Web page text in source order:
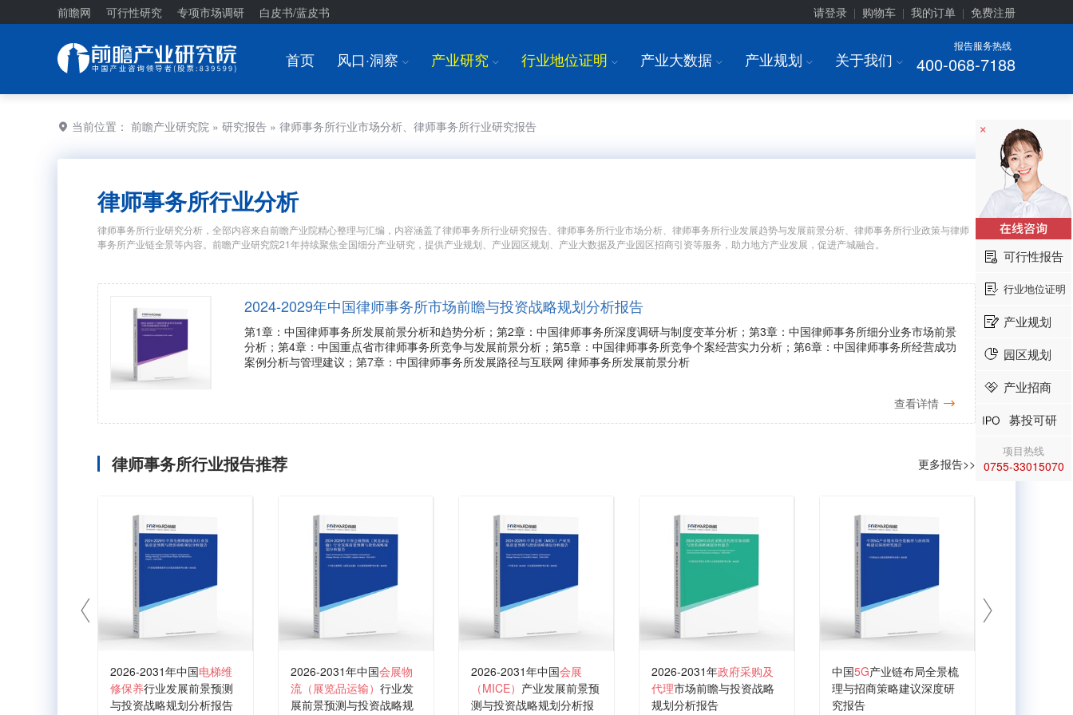
前瞻网 可行性研究 专项市场调研 白皮书/蓝皮书 请登录 购物车 我的订单 免费注册
报告服务热线
400-068-7188
首页 风口·洞察 I 产业研究 I 行业地位证明 I 产业大数据 I 产业规划 I 关于我们 I
当前位置： 前瞻产业研究院 » 研究报告 » 律师事务所行业市场分析、律师事务所行业研究报告
律师事务所行业分析
律师事务所行业研究分析，全部内容来自前瞻产业院精心整理与汇编，内容涵盖了律师事务所行业研究报告、律师事务所行业市场分析、律师事务所行业发展趋势与发展前景分析、律师事务所行业政策与律师
事务所产业链全景等内容。前瞻产业研究院21年持续聚焦全国细分产业研究，提供产业规划、产业园区规划、产业大数据及产业园区招商引资等服务，助力地方产业发展，促进产城融合。
2024-2029年中国律师事务所市场前瞻与投资战略规划分析报告
第1章：中国律师事务所发展前景分析和趋势分析；第2章：中国律师事务所深度调研与制度变革分析；第3章：中国律师事务所细分业务市场前景
分析；第4章：中国重点省市律师事务所竞争与发展前景分析；第5章：中国律师事务所竞争个案经营实力分析；第6章：中国律师事务所经营成功
案例分析与管理建议；第7章：中国律师事务所发展路径与互联网 律师事务所发展前景分析
查看详情
律师事务所行业报告推荐 更多报告>>
2026-2031年中国电梯维
修保养行业发展前景预测
与投资战略规划分析报告
2026-2031年中国会展物
流（展览品运输） 行业发
展前景预测与投资战略规
2026-2031年中国会展
（MICE） 产业发展前景预
测与投资战略规划分析报
2026-2031年政府采购及
代理市场前瞻与投资战略
规划分析报告
中国5G产业链布局全景梳
理与招商策略建议深度研
究报告
×
可行性报告
行业地位证明
产业规划
园区规划
产业招商
募投可研
项目热线
0755-33015070